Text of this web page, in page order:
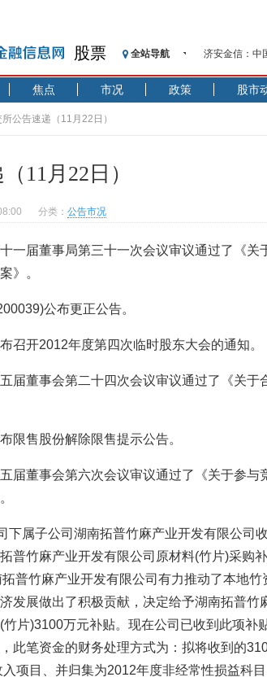
股票 全站导航
【见·闻】疫
记者手记：疫
【见·闻】疫
济安金信：
【新华财经
央行公开市
基本面及股
沥青期货连续
恒生聚源：北
焦点 市况 政策 股市
公告速递（11月22日）
11月22日）
分类： 公告市况
一届董事局第三十一次会议审议通过了《关
》。
公布更正公告。
召开2012年度第四次临时股东大会的通知。
届董事会第二十四次会议审议通过了《关于
限售股份解除限售提示公告。
届董事会第六次会议审议通过了《关于参与
下属子公司湖南拓普竹麻产业开发有限公司
普竹麻产业开发有限公司原材料(竹片)采购
普竹麻产业开发有限公司有力推动了本地竹
发展做出了积极贡献，决定给予湖南拓普竹
片)3100万元补贴。现在公司已收到此项补
此笔资金的财务处理方式为：拟将收到的
项目、并归集为2012年度非经常性损益科目